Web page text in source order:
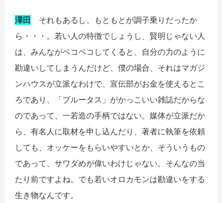
澤田
それもあるし、もともとが調子乗りだったか
ら・・・。若い人の特徴でしょうし、賢明じゃない人
は、みんながペコペコしてくると、自分の力のように
勘違いしてしまうんだけど、僕の場合、それはマガジ
ンハウスが立派なわけで、宣伝部がお金を使えるとこ
ろであり、「ブルータス」がかっこいい雑誌だからな
のであって、一若造の手柄ではない。媒体が立派だか
ら、有名人に取材を申し込んだり、著者に執筆を依頼
しても、オッケーをもらいやすいとか、そういうもの
であって、サワダめが偉いわけじゃない。そんなの当
たり前ですよね。でも若いオロカモンは勘違いをする
生き物なんです。